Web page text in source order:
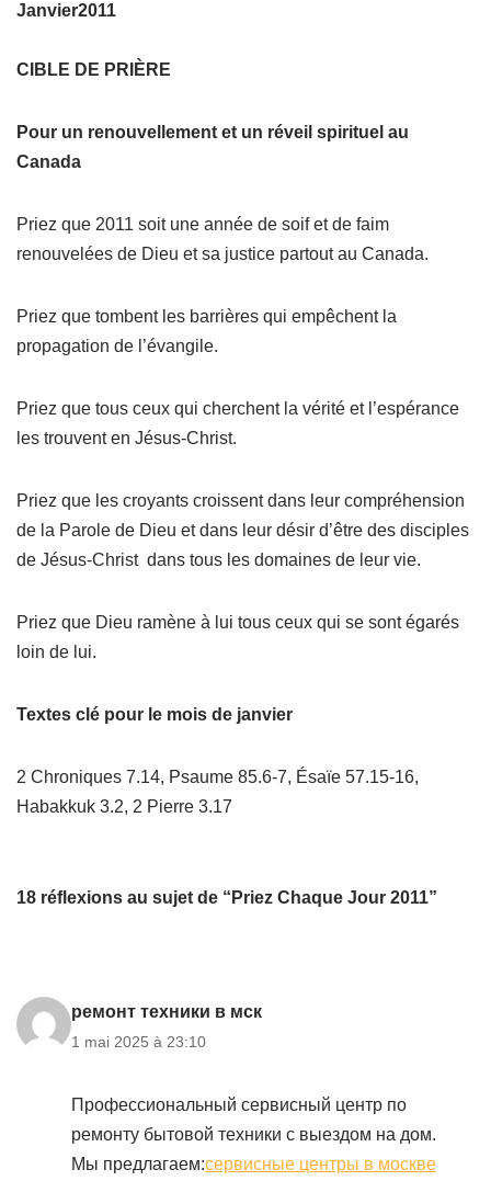
Janvier2011
CIBLE DE PRIÈRE
Pour un renouvellement et un réveil spirituel au
Canada
Priez que 2011 soit une année de soif et de faim
renouvelées de Dieu et sa justice partout au Canada.
Priez que tombent les barrières qui empêchent la
propagation de l’évangile.
Priez que tous ceux qui cherchent la vérité et l’espérance
les trouvent en Jésus-Christ.
Priez que les croyants croissent dans leur compréhension
de la Parole de Dieu et dans leur désir d’être des disciples
de Jésus-Christ dans tous les domaines de leur vie.
Priez que Dieu ramène à lui tous ceux qui se sont égarés
loin de lui.
Textes clé pour le mois de janvier
2 Chroniques 7.14, Psaume 85.6-7, Ésaïe 57.15-16,
Habakkuk 3.2, 2 Pierre 3.17
18 réflexions au sujet de “Priez Chaque Jour 2011”
ремонт техники в мск
1 mai 2025 à 23:10
Профессиональный сервисный центр по
ремонту бытовой техники с выездом на дом.
Мы предлагаем:сервисные центры в москве